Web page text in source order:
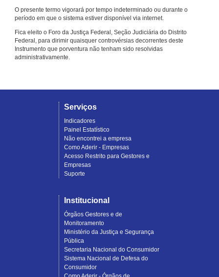
O presente termo vigorará por tempo indeterminado ou durante o
período em que o sistema estiver disponível via internet.
Fica eleito o Foro da Justiça Federal, Seção Judiciária do Distrito
Federal, para dirimir quaisquer controvérsias decorrentes deste
Instrumento que porventura não tenham sido resolvidas
administrativamente.
Serviços
Indicadores
Painel Estatístico
Não encontrei a empresa
Como Aderir - Empresas
Acesso Restrito para Gestores e
Empresas
Suporte
Institucional
Órgãos Gestores e de
Monitoramento
Ministério da Justiça e Segurança
Pública
Secretaria Nacional do Consumidor
Sistema Nacional de Defesa do
Consumidor